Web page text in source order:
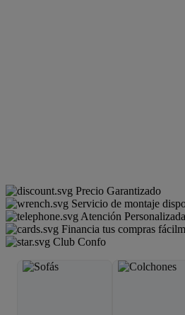
Precio Garantizado
Servicio de montaje
Atención Personalizada
Financia tus compras
Club Confo